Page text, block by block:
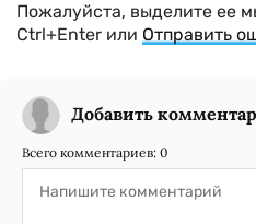
Пожалуйста, выделите ее
Ctrl+Enter или Отправить
Добавить
Всего комментариев: 0